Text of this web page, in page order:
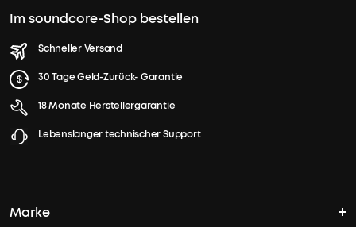
Im soundcore-Shop bestellen
Schneller Versand
30 Tage Geld-Zurück- Garantie
18 Monate Herstellergarantie
Lebenslanger technischer Support
Marke